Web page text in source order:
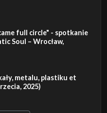
full circle" - spotkanie
Soul – Wrocław,
metalu, plastiku et
2025)